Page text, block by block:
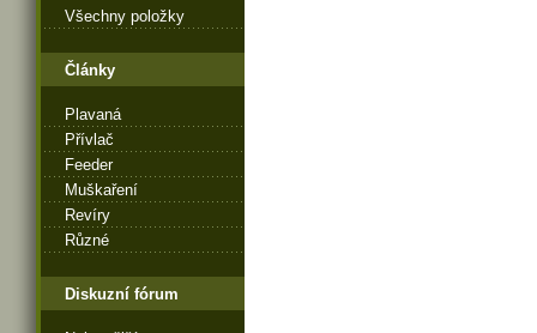
Všechny položky
Články
Plavaná
Přívlač
Feeder
Muškaření
Revíry
Různé
Diskuzní fórum